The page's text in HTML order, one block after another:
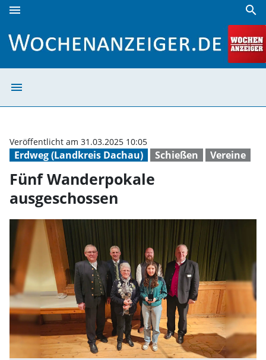
menu search
menu
Erdweg (Landkreis Dachau) Schießen Vereine
Veröffentlicht am 31.03.2025 10:05
Fünf Wanderpokale
ausgeschossen